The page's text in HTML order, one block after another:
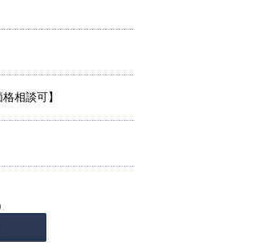
相談可】